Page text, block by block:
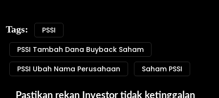
Tags:
PSSI
PSSI Tambah Dana Buyback Saham
PSSI Ubah Nama Perusahaan
Saham PSSI
Pastikan rekan Investor tidak ketinggalan